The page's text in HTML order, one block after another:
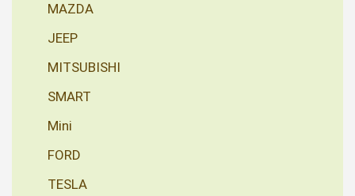
MAZDA
JEEP
MITSUBISHI
SMART
Mini
FORD
TESLA